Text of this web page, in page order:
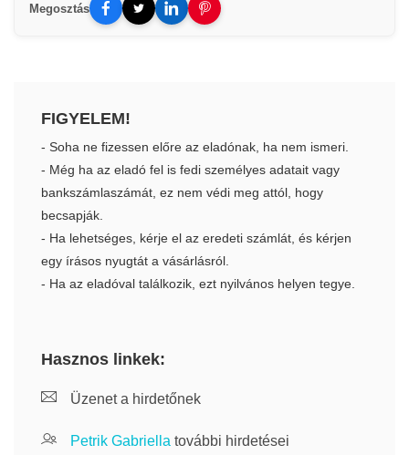
Megosztás
FIGYELEM!
- Soha ne fizessen előre az eladónak, ha nem ismeri.
- Még ha az eladó fel is fedi személyes adatait vagy
bankszámlaszámát, ez nem védi meg attól, hogy
becsapják.
- Ha lehetséges, kérje el az eredeti számlát, és kérjen
egy írásos nyugtát a vásárlásról.
- Ha az eladóval találkozik, ezt nyilvános helyen tegye.
Hasznos linkek:
Üzenet a hirdetőnek
Petrik Gabriella további hirdetései